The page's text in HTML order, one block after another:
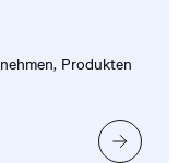
Produkten